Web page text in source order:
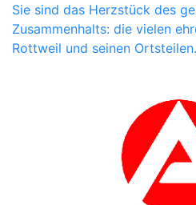
Sie sind das Herzstück des
Zusammenhalts: die vielen
Rottweil und seinen